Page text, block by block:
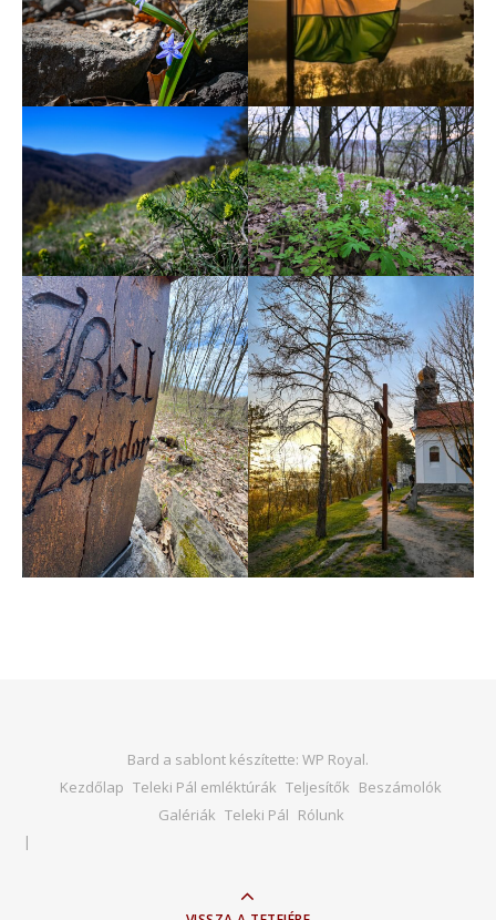
Bard a sablont készítette: WP Royal.
Kezdőlap Teleki Pál emléktúrák Teljesítők Beszámolók
Galériák Teleki Pál Rólunk